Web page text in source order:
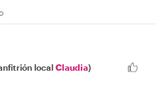
local Claudia)